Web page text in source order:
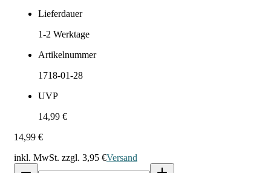
Lieferdauer
1-2 Werktage
Artikelnummer
1718-01-28
UVP
14,99 €
14,99 €
inkl. MwSt. zzgl. 3,95 €Versand